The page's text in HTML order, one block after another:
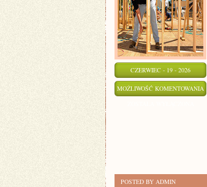
CZERWIEC - 19 - 2026
MOŻLIWOŚĆ KOMENTOWANIA
POSTED BY ADMIN